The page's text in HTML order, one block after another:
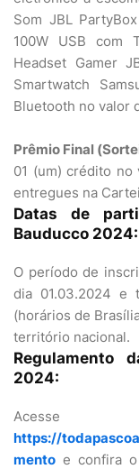
Som JBL
100W USB com
Headset Gamer
Smartwatch
Bluetooth no valor
Prêmio Final
01 (um) crédito no
entregues na
Datas de
Bauducco 2024:
O período de
dia 01.03.2024 e
(horários de
território nacional.
Regulamento
2024:
https://
mento e confira